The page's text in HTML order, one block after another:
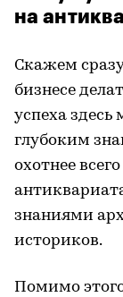
на
Скажем
бизнесе
успеха здесь
глубоким
охотнее
знаниями
историков.
Помимо